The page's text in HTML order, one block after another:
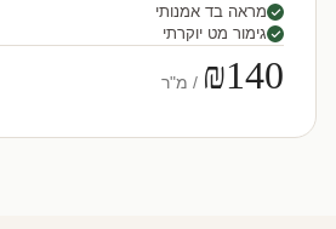
מראה בד אמנותי
גימור מט יוקרתי
₪140 / מ"ר